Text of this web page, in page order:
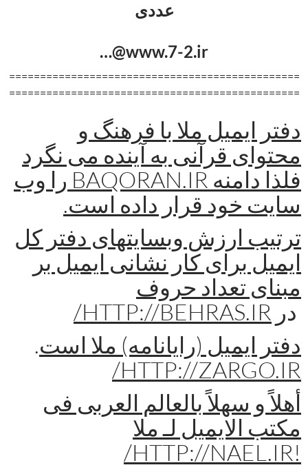
عددی
www.7-2.ir@…
===============================================
===============================================
دفتر ایمیل ملا با فرهنگ و
محتوای قرآنی به آینده می نگرد
فلذا دامنه BAQORAN.IR را وب
سایت خود قرار داده است.
ترتیب ارزش وبسایتهای دفتر کل
ایمیل برای کار نشانی ایمیل بر
مبنای تعداد حروف
در HTTP://BEHRAS.IR/
دفتر ایمیل (رایانامه) ملا است.
HTTP://ZARGO.IR/
أهلاً و سهلاً بالعالم العربی فی
مکتب الایمیل لـ ملا
!HTTP://NAEL.IR/